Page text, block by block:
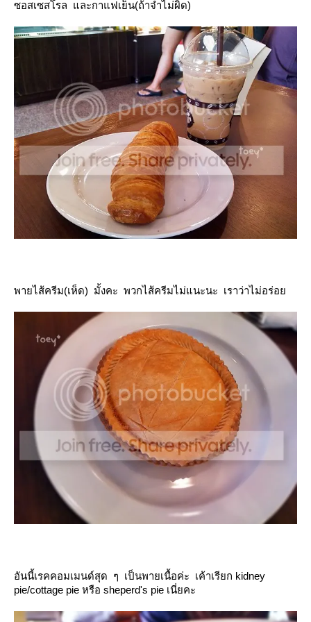
ซอสเซสโรล และกาแฟเย็น(ถ้าจำไม่ผิด)
พายไส้ครีม(เห็ด) มั้งคะ พวกไส้ครีมไม่แนะนะ เราว่าไม่อร่อ
อันนี้เรคคอมเมนด์สุด ๆ เป็นพายเนื้อค่ะ เค้าเรียก kidney
pie/cottage pie หรือ sheperd's pie เนี่ยคะ